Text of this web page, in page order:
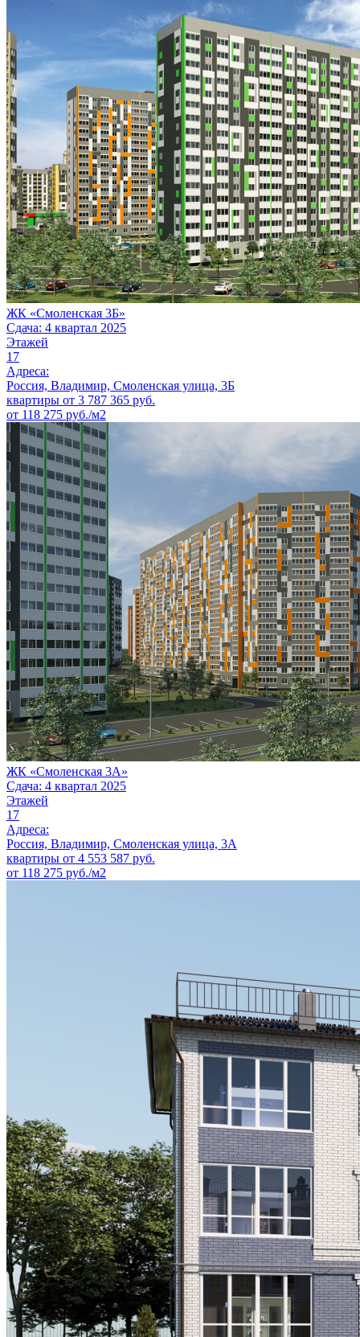
ЖК «Смоленская 3Б»
Сдача: 4 квартал 2025
Этажей
17
Адреса:
Россия, Владимир, Смоленская улица, 3Б
квартиры от 3 787 365 руб.
от 118 275 руб./м2
ЖК «Смоленская 3А»
Сдача: 4 квартал 2025
Этажей
17
Адреса:
Россия, Владимир, Смоленская улица, 3А
квартиры от 4 553 587 руб.
от 118 275 руб./м2